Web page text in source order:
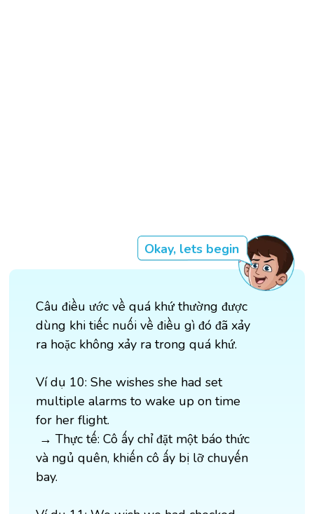
Okay, lets begin
Câu điều ước về quá khứ thường được
dùng khi tiếc nuối về điều gì đó đã xảy
ra hoặc không xảy ra trong quá khứ.
Ví dụ 10: She wishes she had set
multiple alarms to wake up on time
for her flight.
→ Thực tế: Cô ấy chỉ đặt một báo thức
và ngủ quên, khiến cô ấy bị lỡ chuyến
bay.